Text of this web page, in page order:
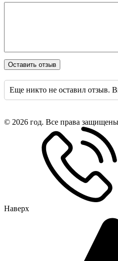
Оставить отзыв
Еще никто не оставил отзыв.
© 2026 год. Все права
Наверх